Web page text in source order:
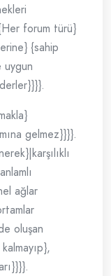
forum türü}
{sahip
uygun
gelmez}}}}.
ağlar
oluşan